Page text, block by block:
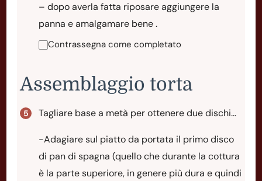
– dopo averla fatta riposare aggiungere la
panna e amalgamare bene .
Contrassegna come completato
Assemblaggio torta
Tagliare base a metà per ottenere due dischi…
-Adagiare sul piatto da portata il primo disco
di pan di spagna (quello che durante la cottura
è la parte superiore, in genere più dura e quindi